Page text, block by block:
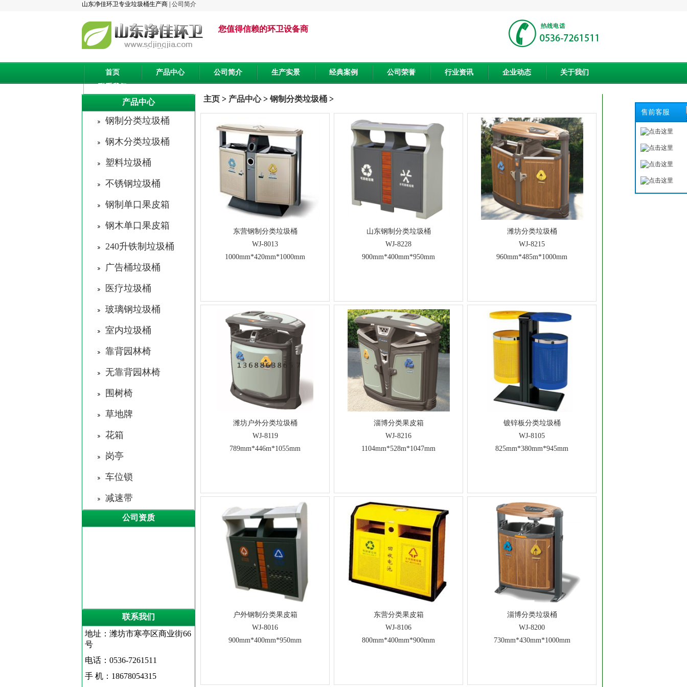
山东净佳环卫专业垃圾桶生产商 | 公司简介
您值得信赖的环卫设备商
首页 产品中心 公司简介 生产实景 经典案例 公司荣誉 行业资讯 企业动态
关于我们
产品中心
钢制分类垃圾桶
钢木分类垃圾桶
塑料垃圾桶
不锈钢垃圾桶
钢制单口果皮箱
钢木单口果皮箱
240升铁制垃圾桶
广告桶垃圾桶
医疗垃圾桶
玻璃钢垃圾桶
室内垃圾桶
靠背园林椅
无靠背园林椅
围树椅
草地牌
花箱
岗亭
车位锁
减速带
公司资质
联系我们
地址：潍坊市寒亭区商业街66
号
电话：0536-7261511
手 机：18678054315
主页 > 产品中心> 钢制分类垃圾桶 >
东营钢制分类垃圾桶
WJ-8013
1000mm*420mm*1000mm
山东钢制分类垃圾桶
WJ-8228
900mm*400mm*950mm
潍坊分类垃圾桶
WJ-8215
960mm*485m*1000mm
潍坊户外分类垃圾桶
WJ-8119
789mm*446m*1055mm
淄博分类果皮箱
WJ-8216
1104mm*528m*1047mm
镀锌板分类垃圾桶
WJ-8105
825mm*380mm*945mm
户外钢制分类果皮箱
WJ-8016
900mm*400mm*950mm
东营分类果皮箱
WJ-8106
800mm*400mm*900mm
淄博分类垃圾桶
WJ-8200
730mm*430mm*1000mm
售前客服